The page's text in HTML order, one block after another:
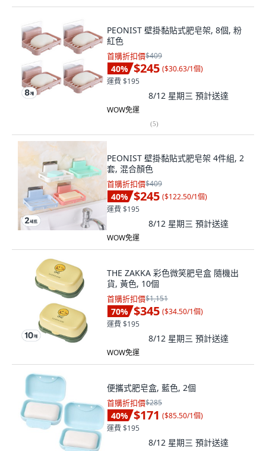
PEONIST 壁掛黏貼式肥皂架, 8個, 粉
紅色
首購折扣價$409
40% $245 ($30.63/1個)
運費 $195
8/12 星期三 預計送達
WOW免運
(5)
PEONIST 壁掛黏貼式肥皂架 4件組, 2
套, 混合顏色
首購折扣價$409
40% $245 ($122.50/1個)
運費 $195
8/12 星期三 預計送達
WOW免運
THE ZAKKA 彩色微笑肥皂盒 隨機出
貨, 黃色, 10個
首購折扣價$1,151
70% $345 ($34.50/1個)
運費 $195
8/12 星期三 預計送達
WOW免運
便攜式肥皂盒, 藍色, 2個
首購折扣價$285
40% $171 ($85.50/1個)
運費 $195
8/12 星期三 預計送達